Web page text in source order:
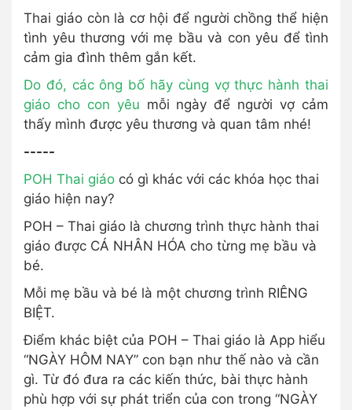
Thai giáo còn là cơ hội để người chồng thể hiện
tình yêu thương với mẹ bầu và con yêu để tình
cảm gia đình thêm gắn kết.
Do đó, các ông bố hãy cùng vợ thực hành thai
giáo cho con yêu mỗi ngày để người vợ cảm
thấy mình được yêu thương và quan tâm nhé!
-----
POH Thai giáo có gì khác với các khóa học thai
giáo hiện nay?
POH – Thai giáo là chương trình thực hành thai
giáo được CÁ NHÂN HÓA cho từng mẹ bầu và
bé.
Mỗi mẹ bầu và bé là một chương trình RIÊNG
BIỆT.
Điểm khác biệt của POH – Thai giáo là App hiểu
“NGÀY HÔM NAY” con bạn như thế nào và cần
gì. Từ đó đưa ra các kiến thức, bài thực hành
phù hợp với sự phát triển của con trong “NGÀY